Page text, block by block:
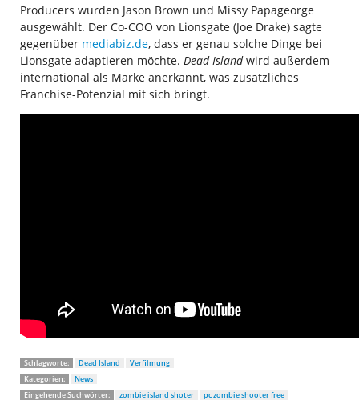
Producers wurden Jason Brown und Missy Papageorge
ausgewählt. Der Co-COO von Lionsgate (Joe Drake) sagte
gegenüber mediabiz.de, dass er genau solche Dinge bei
Lionsgate adaptieren möchte. Dead Islandwird außerdem
international als Marke anerkannt, was zusätzliches
Franchise-Potenzial mit sich bringt.
Schlagworte: Dead Island
Verfilmung
Kategorien:
News
Eingehende Suchwörter:
zombie island shoter pc zombie shooter free